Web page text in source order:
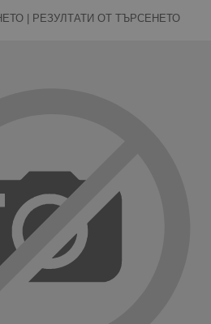
| РЕЗУЛТАТИ ОТ ТЪРСЕНЕТО